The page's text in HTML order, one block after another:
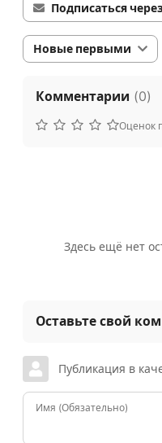
Подписаться
Новые первыми
Комментарии (0)
Оценок
Здесь ещё нет
Оставьте свой
Публикация в
Имя (Обязательно)